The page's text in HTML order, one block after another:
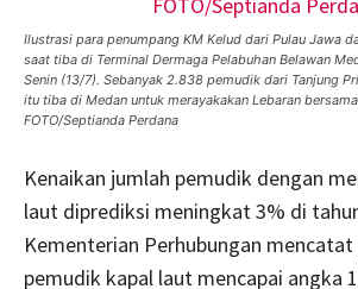
Ilustrasi para penumpang KM Kelud dari Pulau Jawa
saat tiba di Terminal Dermaga Pelabuhan Belawan
Senin (13/7). Sebanyak 2.838 pemudik dari Tanjung
itu tiba di Medan untuk merayakakan Lebaran
FOTO/Septianda Perdana
Kenaikan jumlah pemudik dengan
laut diprediksi meningkat 3% di
Kementerian Perhubungan mencatat
pemudik kapal laut mencapai angka